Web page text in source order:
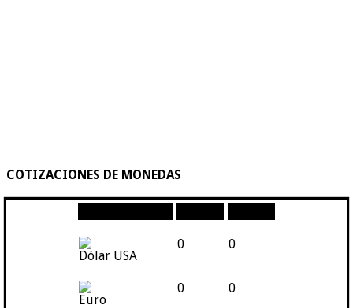
COTIZACIONES DE MONEDAS
Dólar USA
0 0
Euro
0 0